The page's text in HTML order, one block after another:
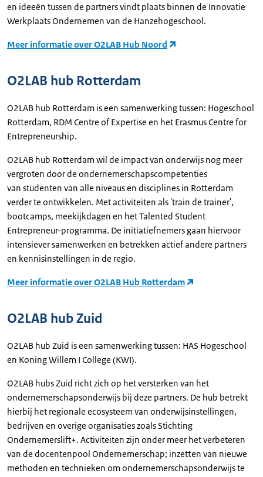
en ideeën tussen de partners vindt plaats binnen de Innovatie
Werkplaats Ondernemen van de Hanzehogeschool.
Meer informatie over O2LAB Hub Noord
O2LAB hub Rotterdam
O2LAB hub Rotterdam is een samenwerking tussen: Hogeschool
Rotterdam, RDM Centre of Expertise en het Erasmus Centre for
Entrepreneurship.
O2LAB hub Rotterdam wil de impact van onderwijs nog meer
vergroten door de ondernemerschapscompetenties
van studenten van alle niveaus en disciplines in Rotterdam
verder te ontwikkelen. Met activiteiten als 'train de trainer',
bootcamps, meekijkdagen en het Talented Student
Entrepreneur-programma. De initiatiefnemers gaan hiervoor
intensiever samenwerken en betrekken actief andere partners
en kennisinstellingen in de regio.
Meer informatie over O2LAB Hub Rotterdam
O2LAB hub Zuid
O2LAB hub Zuid is een samenwerking tussen: HAS Hogeschool
en Koning Willem I College (KWI).
O2LAB hubs Zuid richt zich op het versterken van het
ondernemerschapsonderwijs bij deze partners. De hub betrekt
hierbij het regionale ecosysteem van onderwijsinstellingen,
bedrijven en overige organisaties zoals Stichting
Ondernemerslift+. Activiteiten zijn onder meer het verbeteren
van de docentenpool Ondernemerschap; inzetten van nieuwe
methoden en technieken om ondernemerschapsonderwijs te